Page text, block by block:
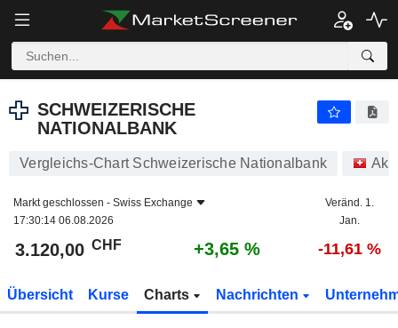
SCHWEIZERISCHE
NATIONALBANK
Vergleichs-Chart Schweizerische Nationalbank
Markt geschlossen - Swiss Exchange
17:30:14 06.08.2026
Veränd. 1.
Jan.
3.120,00 CHF +3,65 % -11,61 %
Übersicht Kurse Charts Nachrichten